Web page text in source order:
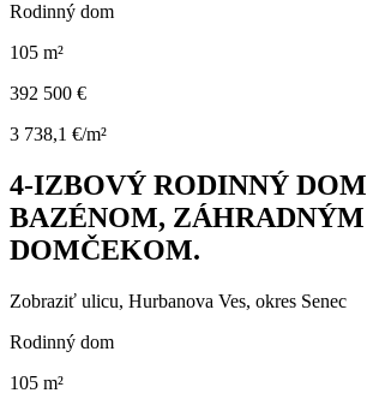
Rodinný dom
105 m²
392 500 €
3 738,1 €/m²
4-IZBOVÝ RODINNÝ
BAZÉNOM, ZÁHRADNÝM
DOMČEKOM.
Zobraziť ulicu, Hurbanova Ves, okres Senec
Rodinný dom
105 m²